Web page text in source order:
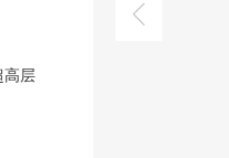

高层